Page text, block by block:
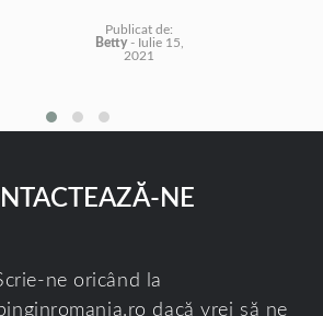
Publicat de:
Betty- Iulie 15,
2021
NE
ne oricând la
dacă vrei să ne